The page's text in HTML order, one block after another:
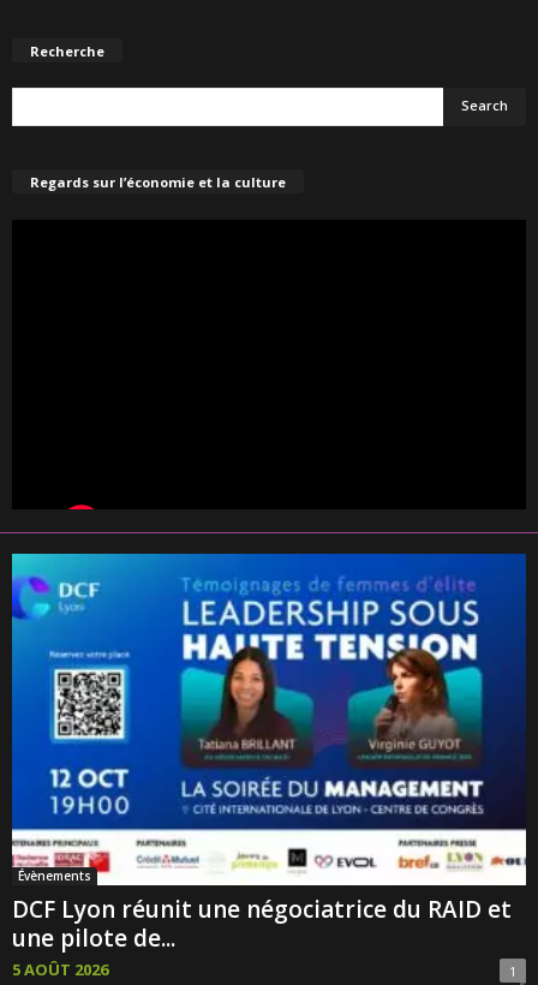
Recherche
Regards sur l’économie et la culture
Évènements
DCF Lyon réunit une négociatrice du RAID et
une pilote de...
5 AOÛT 2026 1